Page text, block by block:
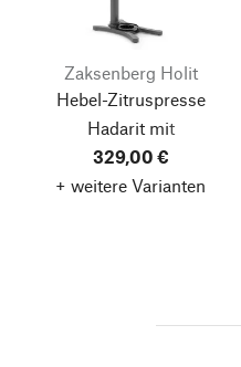
Zaksenberg Holit
Hebel-Zitruspresse
Hadarit mit
Edelstahlpresskegel,
Anthrazit
329,00 €
+ weitere Varianten